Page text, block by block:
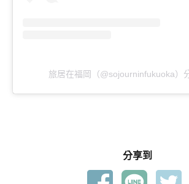
旅居在福岡（@sojourninfukuoka）
分享到